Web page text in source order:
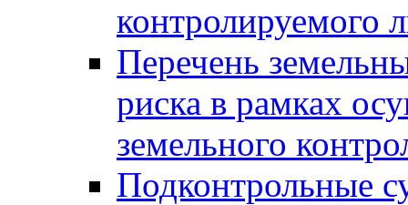
контролируемого
Перечень
риска в рамках
земельного
Подконтрольные